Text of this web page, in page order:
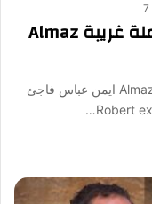
7
You Don’t Need Any Of Us | بجملة غريبة Almaz
You Don’t Need Any Of Us | بجملة غريبة Almaz ايمن عباس فاجئ
Robert